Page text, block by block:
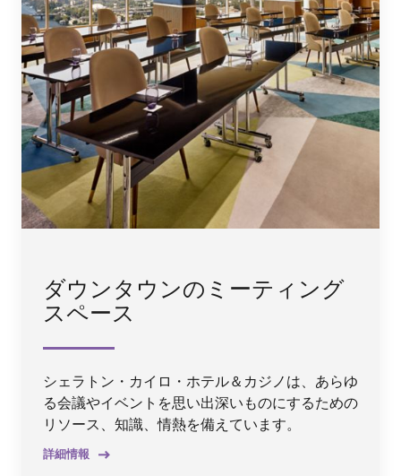
ダウンタウンのミーティング
スペース
シェラトン・カイロ・ホテル＆カジノは、あらゆ
る会議やイベントを思い出深いものにするための
リソース、知識、情熱を備えています。
詳細情報